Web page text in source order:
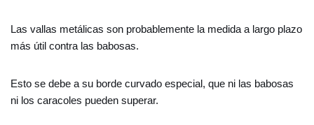
Las vallas metálicas son probablemente la medida a largo plazo
más útil contra las babosas.
Esto se debe a su borde curvado especial, que ni las babosas
ni los caracoles pueden superar.